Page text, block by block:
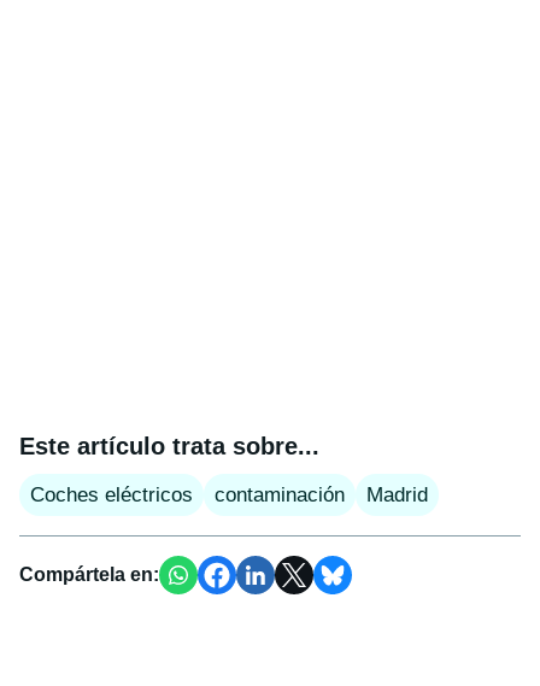
Este artículo trata sobre...
Coches eléctricos contaminación Madrid
Compártela en: